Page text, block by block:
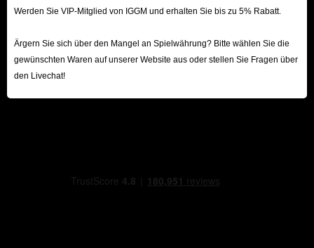
Werden Sie VIP-Mitglied von IGGM und erhalten Sie bis zu 5% Rabatt.
Ärgern Sie sich über den Mangel an Spielwährung? Bitte wählen Sie die
gewünschten Waren auf unserer Website aus oder stellen Sie Fragen über
den Livechat!